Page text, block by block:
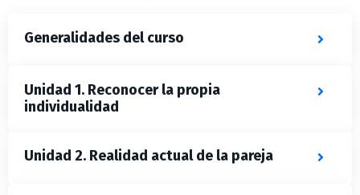
Generalidades del curso
Unidad 1. Reconocer la propia
individualidad
Unidad 2. Realidad actual de la pareja